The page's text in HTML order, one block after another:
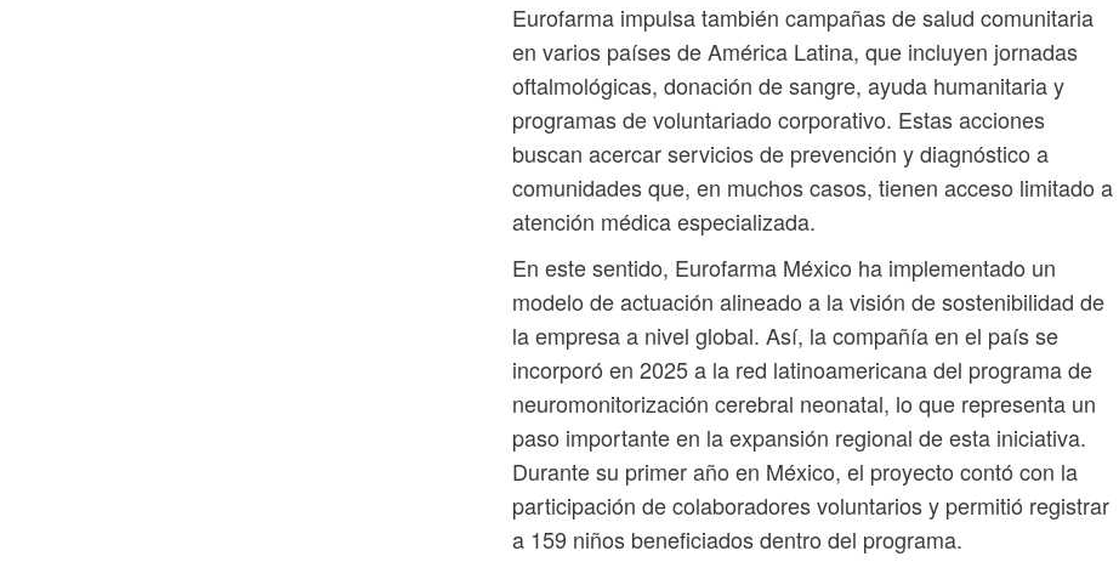
Eurofarma impulsa también campañas de salud comunitaria
en varios países de América Latina, que incluyen jornadas
oftalmológicas, donación de sangre, ayuda humanitaria y
programas de voluntariado corporativo. Estas acciones
buscan acercar servicios de prevención y diagnóstico a
comunidades que, en muchos casos, tienen acceso limitado a
atención médica especializada.
En este sentido, Eurofarma México ha implementado un
modelo de actuación alineado a la visión de sostenibilidad de
la empresa a nivel global. Así, la compañía en el país se
incorporó en 2025 a la red latinoamericana del programa de
neuromonitorización cerebral neonatal, lo que representa un
paso importante en la expansión regional de esta iniciativa.
Durante su primer año en México, el proyecto contó con la
participación de colaboradores voluntarios y permitió registrar
a 159 niños beneficiados dentro del programa.